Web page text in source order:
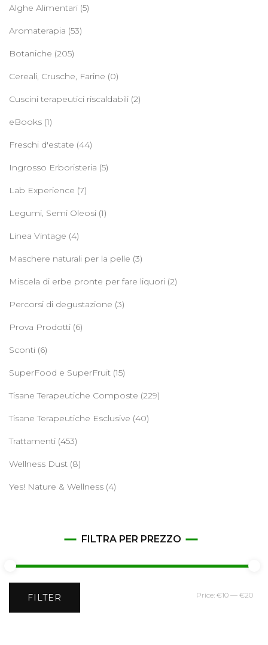
Alghe Alimentari (5)
Aromaterapia (53)
Botaniche (205)
Cereali, Crusche, Farine (0)
Cuscini terapeutici riscaldabili (2)
eBooks (1)
Freschi d'estate (44)
Ingrosso Erboristeria (5)
Lab Experience (7)
Legumi, Semi Oleosi (1)
Linea Vintage (4)
Maschere naturali per la pelle (3)
Miscela di erbe pronte per fare liquori (2)
Percorsi di degustazione (3)
Prova Prodotti (6)
Sconti (6)
SuperFood e SuperFruit (15)
Tisane Terapeutiche Composte (229)
Tisane Terapeutiche Esclusive (40)
Trattamenti (453)
Wellness Dust (8)
Yes! Nature & Wellness (4)
FILTRA PER PREZZO
Min
FILTER Price: €10 — €20